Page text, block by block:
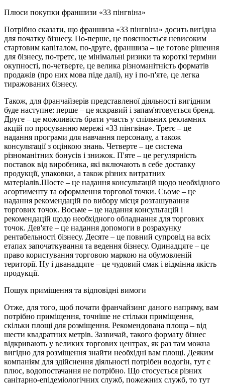
Плюси покупки франшизи «33 пінгвіна»
Потрібно сказати, що франшиза «33 пінгвіна» досить вигідна
для початку бізнесу. По-перше, це пояснюється невисоким
стартовим капіталом, по-друге, франшиза – це готове рішення
для бізнесу, по-третє, це мінімальні ризики та короткі терміни
окупності, по-четверте, це велика різноманітність форматів
продажів (про них мова піде далі), ну і по-п'яте, це легка
тиражованих бізнесу.
Також, для франчайзерів представленої діяльності вигідним
буде наступне: перше – це яскравий і запам'ятовується бренд.
Друге – це можливість брати участь у спільних рекламних
акцій по просуванню мережі «33 пінгвіна». Третє – це
надання програми для навчання персоналу, а також
консультації з оцінкою знань. Четверте – це система
різноманітних бонусів і знижок. П'яте – це регулярність
поставок від виробника, які включають в себе доставку
продукції, упаковки, а також різних витратних
матеріалів.Шосте – це надання консультацій щодо необхідного
асортименту та оформлення торгової точки. Сьоме – це
надання рекомендацій по вибору місця розташування
торгових точок. Восьме – це надання консультацій і
рекомендацій щодо необхідного обладнання для торгових
точок. Дев'яте – це надання допомоги в розрахунку
рентабельності бізнесу. Десяте – це повний супровід на всіх
етапах започаткування та ведення бізнесу. Одинадцяте – це
право користування торговою маркою на обумовленій
території. Ну і дванадцяте – це чудовий смак і відмінна якість
продукції.
Пошук приміщення та відповідні вимоги
Отже, для того, щоб почати франчайзинг даного напряму, вам
потрібно приміщення, точніше не стільки приміщення,
скільки площі для розміщення. Рекомендована площа – від
шести квадратних метрів. Зазвичай, такого формату бізнес
відкривають у великих торгових центрах, як раз там можна
вигідно для розміщення знайти необхідні вам площі. Деяким
компаніям для здійснення діяльності потрібен водогін, тут є
плюс, водопостачання не потрібно. Що стосується різних
санітарно-епідеміологічних служб, пожежних служб, то тут